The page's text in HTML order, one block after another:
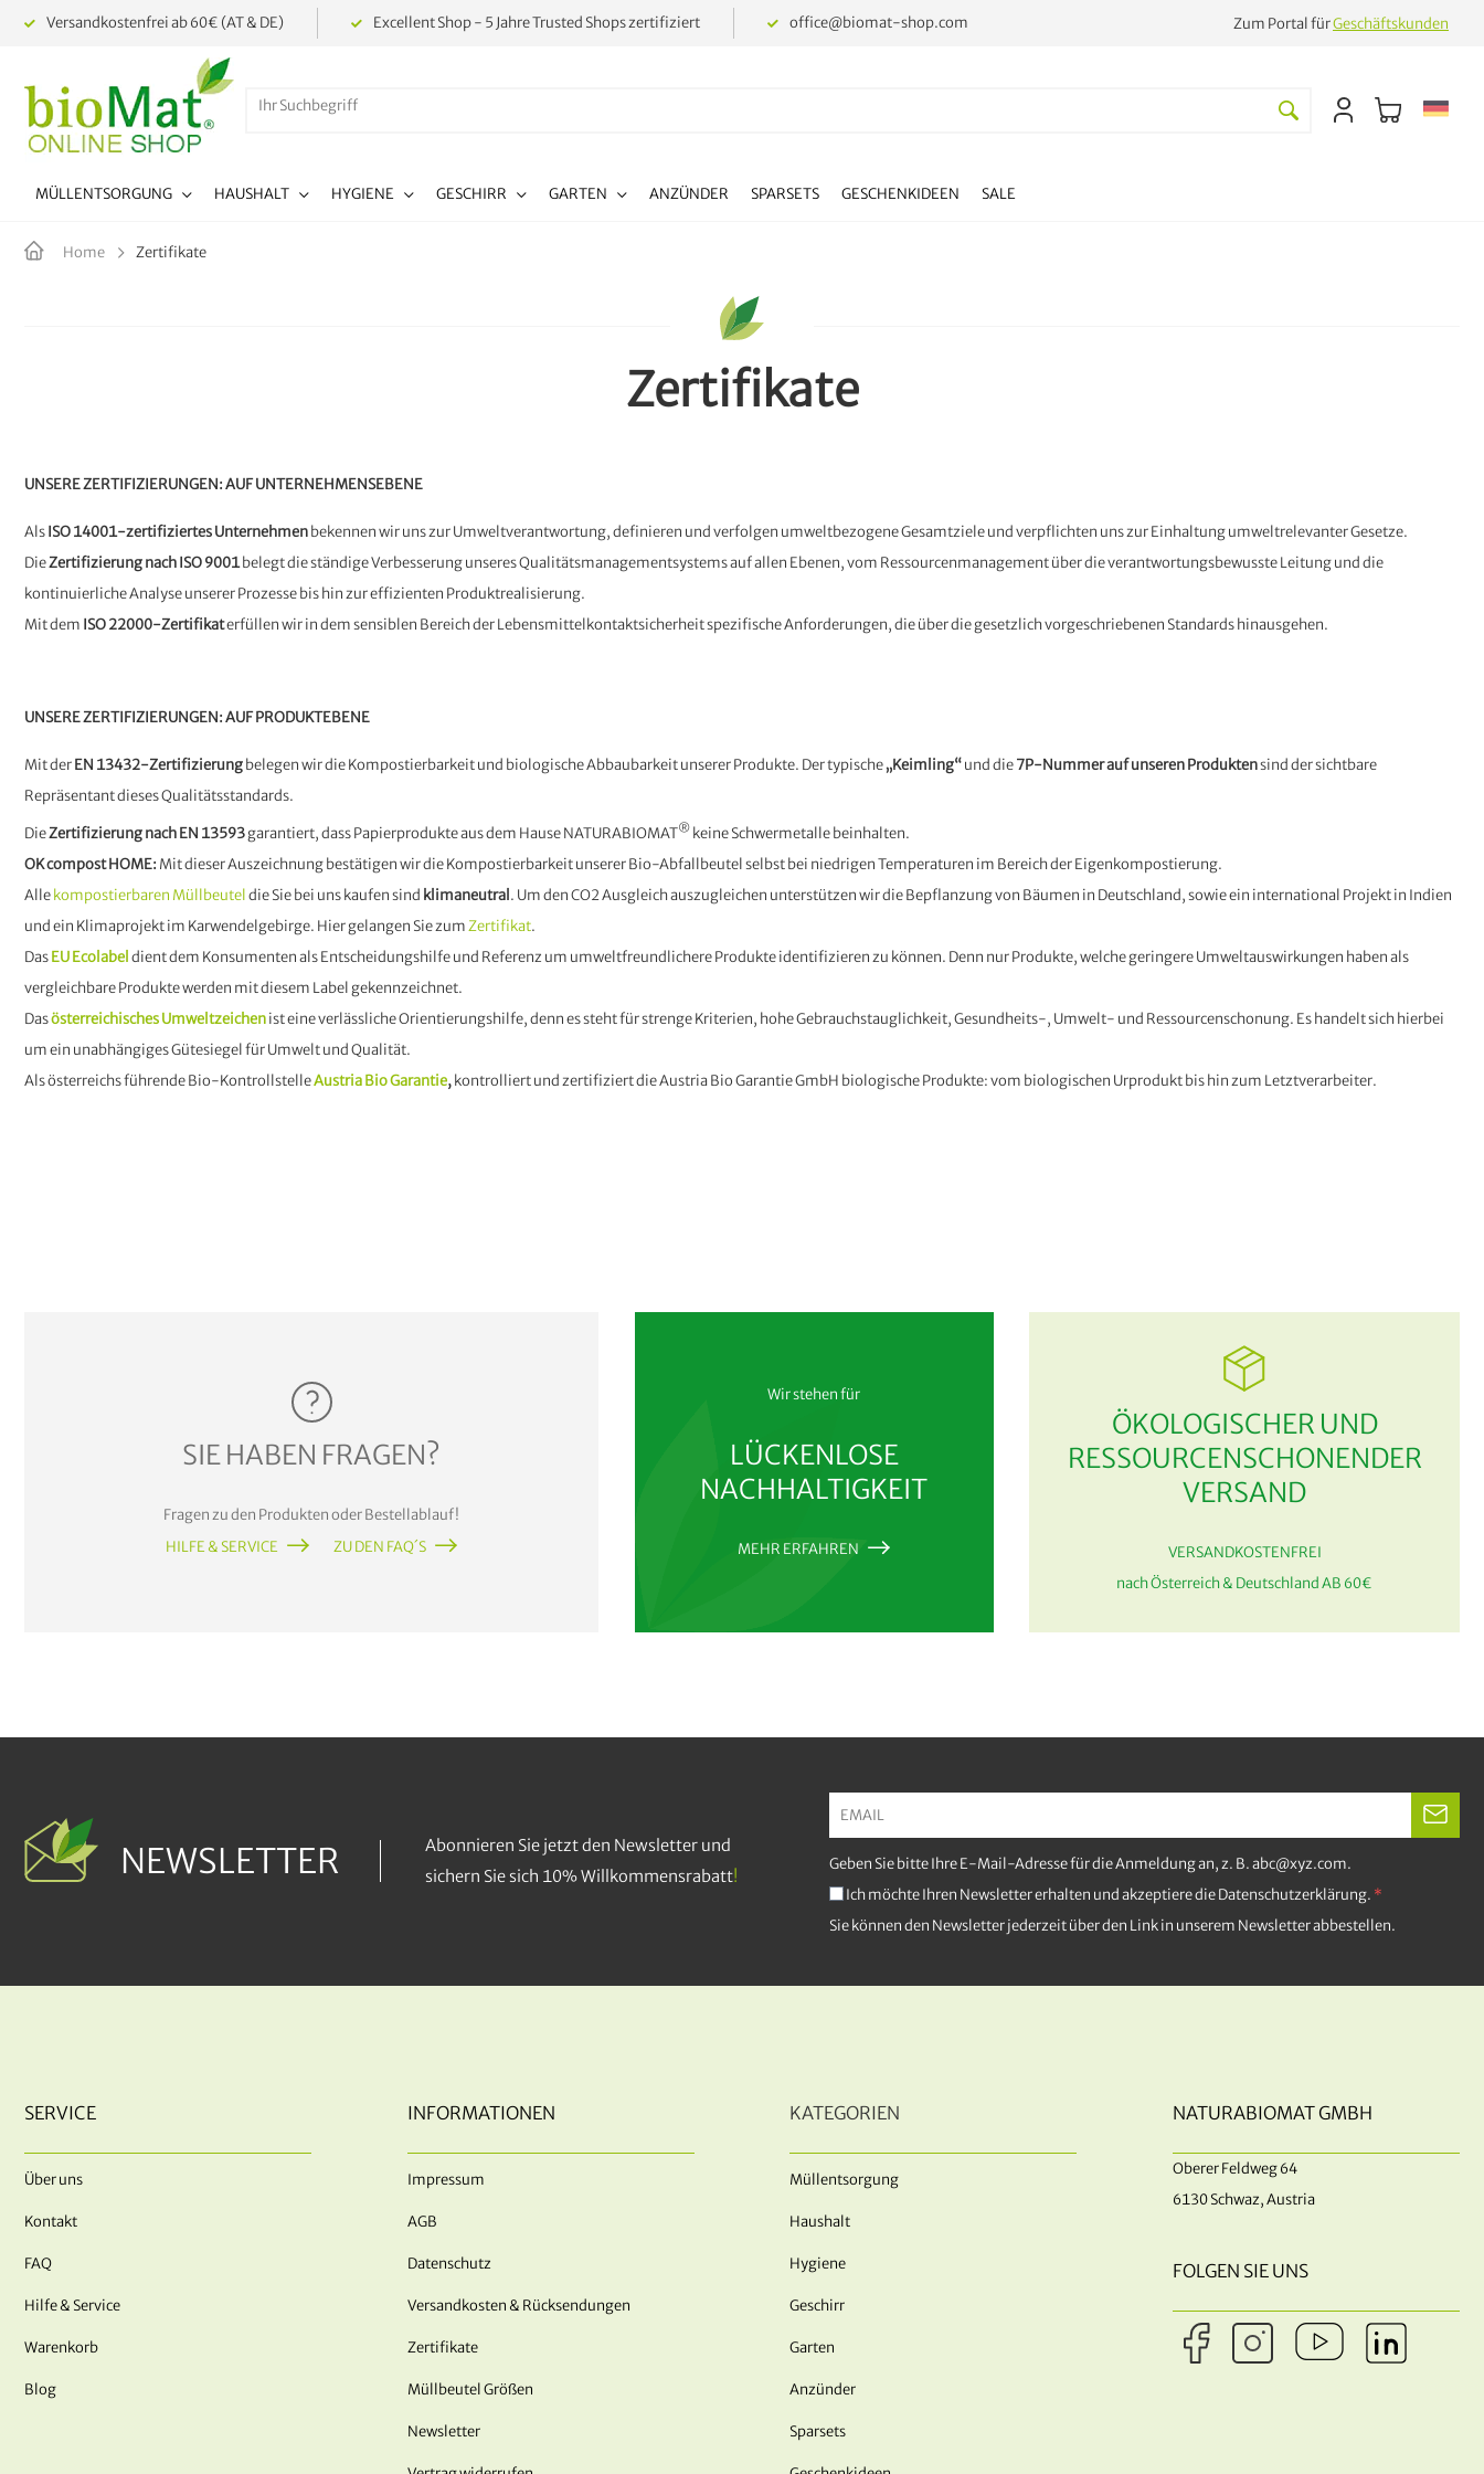
Versandkostenfrei ab 60€ (AT & DE) Excellent Shop - 5 Jahre Trusted Shops zertifiziert office@biomat-shop.com Zum Portal fürGeschäftskunden
MÜLLENTSORGUNG HAUSHALT HYGIENE GESCHIRR GARTEN ANZÜNDER SPARSETS GESCHENKIDEEN SALE
Home Zertifikate
Zertifikate
UNSERE ZERTIFIZIERUNGEN: AUF UNTERNEHMENSEBENE
AlsISO 14001-zertifiziertes Unternehmenbekennen wir uns zur Umweltverantwortung, definieren und verfolgen umweltbezogene Gesamtziele und verpflichten uns zur Einhaltung umweltrelevanter Gesetze.
DieZertifizierung nach ISO 9001belegt die ständige Verbesserung unseres Qualitätsmanagementsystems auf allen Ebenen, vom Ressourcenmanagement über die verantwortungsbewusste Leitung und die
kontinuierliche Analyse unserer Prozesse bis hin zur effizienten Produktrealisierung.
Mit dem ISO 22000-Zertifikaterfüllen wir in dem sensiblen Bereich der Lebensmittelkontaktsicherheit spezifische Anforderungen, die über die gesetzlich vorgeschriebenen Standards hinausgehen.
UNSERE ZERTIFIZIERUNGEN: AUF PRODUKTEBENE
Mit derEN 13432-Zertifizierungbelegen wir die Kompostierbarkeit und biologische Abbaubarkeit unserer Produkte. Der typische„Keimling“und die7P-Nummer auf unseren Produktensind der sichtbare
Repräsentant dieses Qualitätsstandards.
DieZertifizierung nach EN 13593garantiert, dass Papierprodukte aus dem Hause NATURABIOMAT® keine Schwermetalle beinhalten.
OK compost HOME: Mit dieser Auszeichnung bestätigen wir die Kompostierbarkeit unserer Bio-Abfallbeutel selbst bei niedrigen Temperaturen im Bereich der Eigenkompostierung.
Allekompostierbaren Müllbeuteldie Sie bei uns kaufen sind klimaneutral . Um den CO2 Ausgleich auszugleichen unterstützen wir die Bepflanzung von Bäumen in Deutschland, sowie ein international Projekt in Indien
und ein Klimaprojekt im Karwendelgebirge. Hier gelangen Sie zumZertifikat.
DasEU Ecolabel dient dem Konsumenten als Entscheidungshilfe und Referenz um umweltfreundlichere Produkte identifizieren zu können. Denn nur Produkte, welche geringere Umweltauswirkungen haben als
vergleichbare Produkte werden mit diesem Label gekennzeichnet.
Dasösterreichisches Umweltzeichenist eine verlässliche Orientierungshilfe, denn es steht für strenge Kriterien, hohe Gebrauchstauglichkeit, Gesundheits-, Umwelt- und Ressourcenschonung. Es handelt sich hierbei
um ein unabhängiges Gütesiegel für Umwelt und Qualität.
Als österreichs führende Bio-KontrollstelleAustria Bio Garantie,kontrolliert und zertifiziert die Austria Bio Garantie GmbH biologische Produkte: vom biologischen Urprodukt bis hin zum Letztverarbeiter.
SIE HABEN FRAGEN?
Fragen zu den Produkten oder Bestellablauf!
HILFE & SERVICE
ZU DEN FAQ´S
Wir stehen für
LÜCKENLOSE
NACHHALTIGKEIT
MEHR ERFAHREN
ÖKOLOGISCHER UND
RESSOURCENSCHONENDER
VERSAND
VERSANDKOSTENFREI
nach Österreich & Deutschland AB 60€
NEWSLETTER
Abonnieren Sie jetzt den Newsletter und
sichern Sie sich 10% Willkommensrabatt!
Geben Sie bitte Ihre E-Mail-Adresse für die Anmeldung an, z. B. abc@xyz.com.
Ich möchte Ihren Newsletter erhalten und akzeptiere die Datenschutzerklärung.
Sie können den Newsletter jederzeit über den Link in unserem Newsletter abbestellen.
SERVICE
Über uns
Kontakt
FAQ
Hilfe & Service
Warenkorb
Blog
INFORMATIONEN
Impressum
AGB
Datenschutz
Versandkosten & Rücksendungen
Zertifikate
Müllbeutel Größen
Newsletter
KATEGORIEN
Müllentsorgung
Haushalt
Hygiene
Geschirr
Garten
Anzünder
Sparsets
NATURABIOMAT GMBH
Oberer Feldweg 64
6130 Schwaz, Austria
FOLGEN SIE UNS